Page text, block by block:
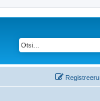
Registreeru